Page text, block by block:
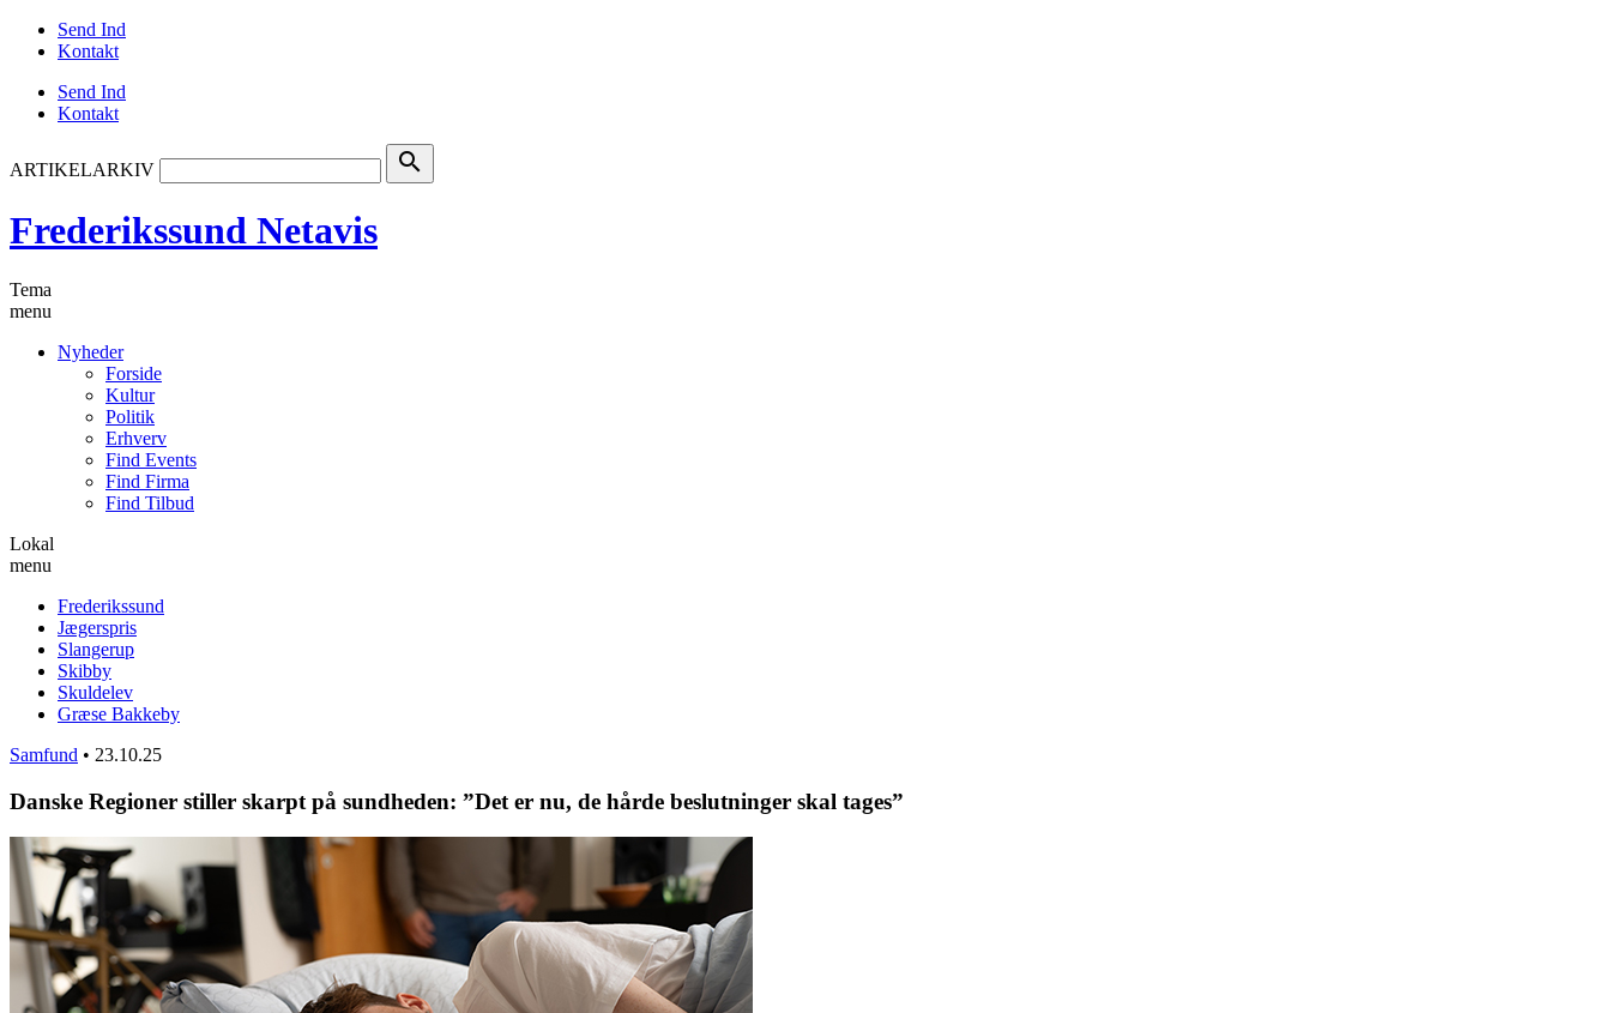
Send Ind
Kontakt
Send Ind
Kontakt
ARTIKELARKIV search
Frederikssund Netavis
Tema
menu
Nyheder
Forside
Kultur
Politik
Erhverv
Find Events
Find Firma
Find Tilbud
Lokal
menu
Frederikssund
Jægerspris
Slangerup
Skibby
Skuldelev
Græse Bakkeby
Samfund • 23.10.25
Danske Regioner stiller skarpt på sundheden: ”Det er nu, de hårde beslutninger skal tages”